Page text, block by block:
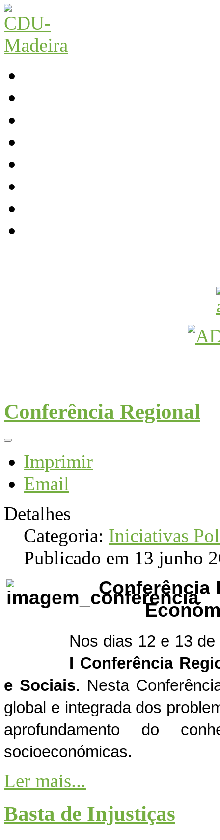
Conferência Regional
Imprimir
Email
Detalhes
Categoria: Iniciativas
Publicado em 13 junho
Conferência
Nos dias 12 e 13
I Conferência
e Sociais. Nesta
global e integrada dos
aprofundamento do
socioeconómicas.
Ler mais...
Basta de Injustiças